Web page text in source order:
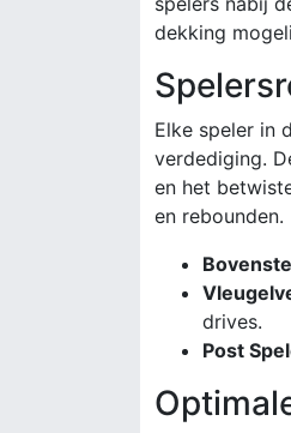
dekking
Elke speler in
verdediging.
en het
en rebounden.
drives.
Post